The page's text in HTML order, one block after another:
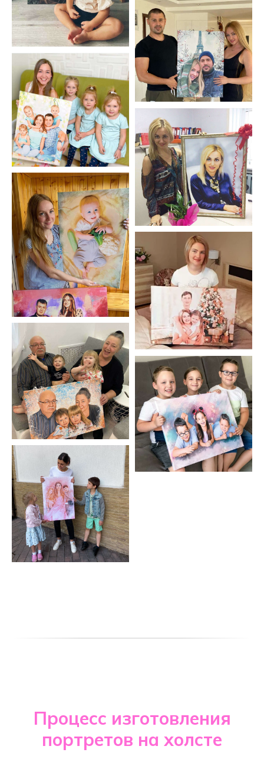
Процесс изготовления
портретов на холсте